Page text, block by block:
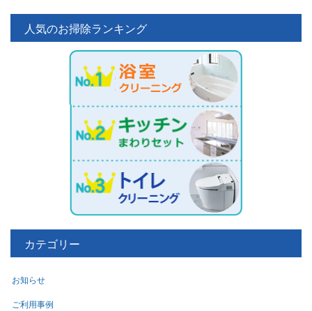
人気のお掃除ランキング
カテゴリー
お知らせ
ご利用事例